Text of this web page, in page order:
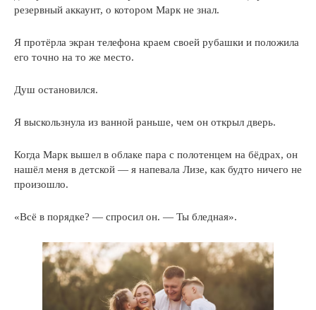
резервный аккаунт, о котором Марк не знал.
Я протёрла экран телефона краем своей рубашки и положила
его точно на то же место.
Душ остановился.
Я выскользнула из ванной раньше, чем он открыл дверь.
Когда Марк вышел в облаке пара с полотенцем на бёдрах, он
нашёл меня в детской — я напевала Лизе, как будто ничего не
произошло.
«Всё в порядке? — спросил он. — Ты бледная».